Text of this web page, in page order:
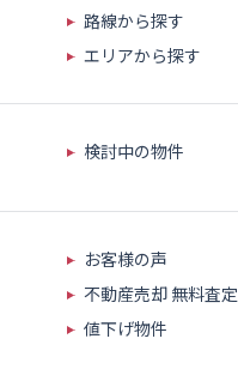
路線から探す
エリアから探す
検討中の物件
お客様の声
不動産売却 無料査定
値下げ物件